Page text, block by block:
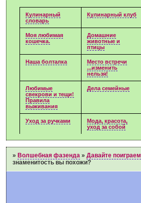
Кулинарный
словарь
Кулинарный клуб
Моя любимая
кошечка.
Домашние
животные и
птицы
Наша болталка
Место встречи
...изменить
нельзя!
Любимые
свекрови и тещи!
Правила
выживания
Дела семейные
Уход за ручками
Мода, красота,
уход за собой
» Волшебная фазенда »Давайте поиграем
знаменитость вы похожи?